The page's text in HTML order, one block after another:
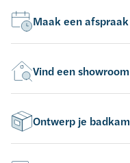
Maak een afspraak
Vind een showroom
Ontwerp je